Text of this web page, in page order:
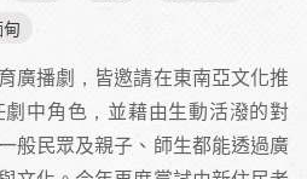
廣播劇，皆邀請在東南亞文化推
中角色，並藉由生動活潑的對
般民眾及親子、師生都能透過廣